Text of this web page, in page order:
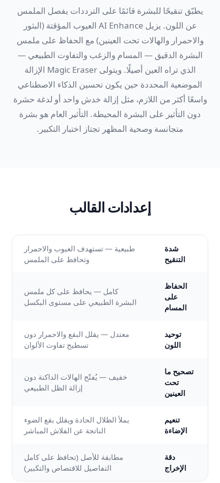
يطبّق تنقيحًا للبشرة قائمًا على الترددات يفصل الملمس
عن اللون. يزيل AI Enhance العيوب المؤقتة (البثور
والاحمرار والهالات تحت العينين) مع الحفاظ على ملمس
البشرة الدقيق — المسام والزغب والتفاوت الطبيعي —
الذي تراه العين أصيلًا. ويتولى Magic Eraser الإزالة
الموضعية المحددة حين يكون تحسين الذكاء الاصطناعي
واسعًا أكثر من اللازم، مثل إزالة خدش واحد أو لدغة حشرة
دون التأثير على البشرة المحيطة. التأثير العام هو بشرة
متجانسة وصحية المظهر تجتاز اختبار التكبير.
إعدادات القالب
شدة
التنقيح
طبيعية — تستهدف العيوب والاحمرار
وتحافظ على الملمس
الحفاظ
على
المسام
كامل — يحافظ على كل ملمس
البشرة الطبيعي على مستوى البكسل
توحيد
اللون
معتدل — يقلل البقع والاحمرار دون
تسطيح تفاوت الألوان
تصحيح ما
تحت
العينين
خفيف — يُفتّح الهالات الداكنة دون
إزالة الظل الطبيعي
تنعيم
الإضاءة
يملأ الظلال الحادة ويقلل بقع الضوء
الناتجة عن الفلاش المباشر
دقة
الإخراج
مطابقة للأصل (تحافظ على كامل
التفاصيل للاقتصاص والتكبير)